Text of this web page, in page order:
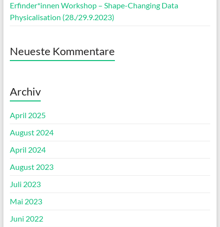
Erfinder*innen Workshop – Shape-Changing Data
Physicalisation (28./29.9.2023)
Neueste Kommentare
Archiv
April 2025
August 2024
April 2024
August 2023
Juli 2023
Mai 2023
Juni 2022